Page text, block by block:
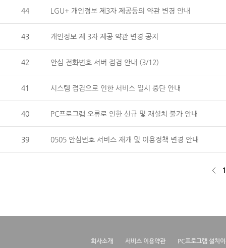
44 LGU+ 개인정보 제3자 제공동의 약관 변경 안내
43 개인정보 제 3자 제공 약관 변경 공지
42 안심 전화번호 서버 점검 안내 (3/12)
41 시스템 점검으로 인한 서비스 일시 중단 안내
40 PC프로그램 오류로 인한 신규 및 재설치 불가 안내
39 0505 안심번호 서비스 재개 및 이용정책 변경 안내
< 1
회사소개 서비스 이용약관 PC프로그램 설치